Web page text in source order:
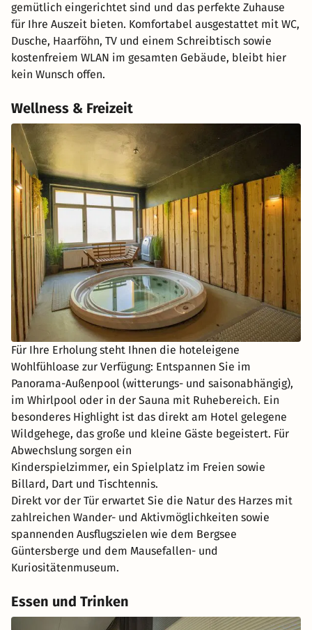
gemütlich eingerichtet sind und das perfekte Zuhause
für Ihre Auszeit bieten. Komfortabel ausgestattet mit WC,
Dusche, Haarföhn, TV und einem Schreibtisch sowie
kostenfreiem WLAN im gesamten Gebäude, bleibt hier
kein Wunsch offen.
Wellness & Freizeit
Für Ihre Erholung steht Ihnen die hoteleigene
Wohlfühloase zur Verfügung: Entspannen Sie im
Panorama-Außenpool (witterungs- und saisonabhängig),
im Whirlpool oder in der Sauna mit Ruhebereich. Ein
besonderes Highlight ist das direkt am Hotel gelegene
Wildgehege, das große und kleine Gäste begeistert. Für
Abwechslung sorgen ein
Kinderspielzimmer, ein Spielplatz im Freien sowie
Billard, Dart und Tischtennis.
Direkt vor der Tür erwartet Sie die Natur des Harzes mit
zahlreichen Wander- und Aktivmöglichkeiten sowie
spannenden Ausflugszielen wie dem Bergsee
Güntersberge und dem Mausefallen- und
Kuriositätenmuseum.
Essen und Trinken